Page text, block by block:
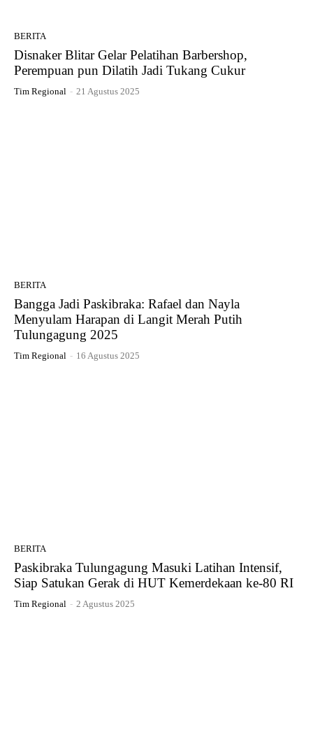
BERITA
Disnaker Blitar Gelar Pelatihan Barbershop,
Perempuan pun Dilatih Jadi Tukang Cukur
Tim Regional - 21 Agustus 2025
BERITA
Bangga Jadi Paskibraka: Rafael dan Nayla
Menyulam Harapan di Langit Merah Putih
Tulungagung 2025
Tim Regional - 16 Agustus 2025
BERITA
Paskibraka Tulungagung Masuki Latihan Intensif,
Siap Satukan Gerak di HUT Kemerdekaan ke-80 RI
Tim Regional - 2 Agustus 2025